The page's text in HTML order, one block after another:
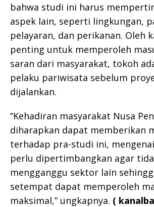
bahwa studi ini harus
aspek lain, seperti lingkungan,
pelayaran, dan perikanan. Oleh
penting untuk memperoleh
saran dari masyarakat, tokoh
pelaku pariwisata sebelum
dijalankan.
“Kehadiran masyarakat Nusa
diharapkan dapat memberikan
terhadap pra-studi ini,
perlu dipertimbangkan agar
mengganggu sektor lain
setempat dapat memperoleh
maksimal,” ungkapnya. (